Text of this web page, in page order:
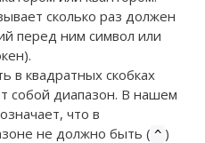
сколько раз должен
перед ним символ или
в квадратных скобках
собой диапазон. В нашем
что в
не должно быть ( ^ )